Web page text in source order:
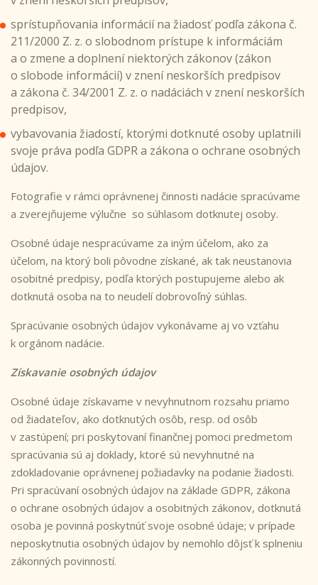
sprístupňovania informácií na žiadosť podľa zákona č.
211/2000 Z. z. o slobodnom prístupe k informáciám
a o zmene a doplnení niektorých zákonov (zákon
o slobode informácií) v znení neskorších predpisov
a zákona č. 34/2001 Z. z. o nadáciách v znení neskorších
predpisov,
vybavovania žiadostí, ktorými dotknuté osoby uplatnili
svoje práva podľa GDPR a zákona o ochrane osobných
údajov.
Fotografie v rámci oprávnenej činnosti nadácie spracúvame
a zverejňujeme výlučne so súhlasom dotknutej osoby.
Osobné údaje nespracúvame za iným účelom, ako za
účelom, na ktorý boli pôvodne získané, ak tak neustanovia
osobitné predpisy, podľa ktorých postupujeme alebo ak
dotknutá osoba na to neudelí dobrovoľný súhlas.
Spracúvanie osobných údajov vykonávame aj vo vzťahu
k orgánom nadácie.
Získavanie osobných údajov
Osobné údaje získavame v nevyhnutnom rozsahu priamo
od žiadateľov, ako dotknutých osôb, resp. od osôb
v zastúpení; pri poskytovaní finančnej pomoci predmetom
spracúvania sú aj doklady, ktoré sú nevyhnutné na
zdokladovanie oprávnenej požiadavky na podanie žiadosti.
Pri spracúvaní osobných údajov na základe GDPR, zákona
o ochrane osobných údajov a osobitných zákonov, dotknutá
osoba je povinná poskytnúť svoje osobné údaje; v prípade
neposkytnutia osobných údajov by nemohlo dôjsť k splneniu
zákonných povinností.